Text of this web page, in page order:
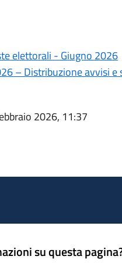
elettorali - Giugno 2026
– Distribuzione avvisi e
2026, 11:37
su questa